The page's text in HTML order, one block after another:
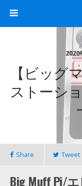
2020
【ビッグ
ストーシ
Share Tweet
Big Muff Pi/